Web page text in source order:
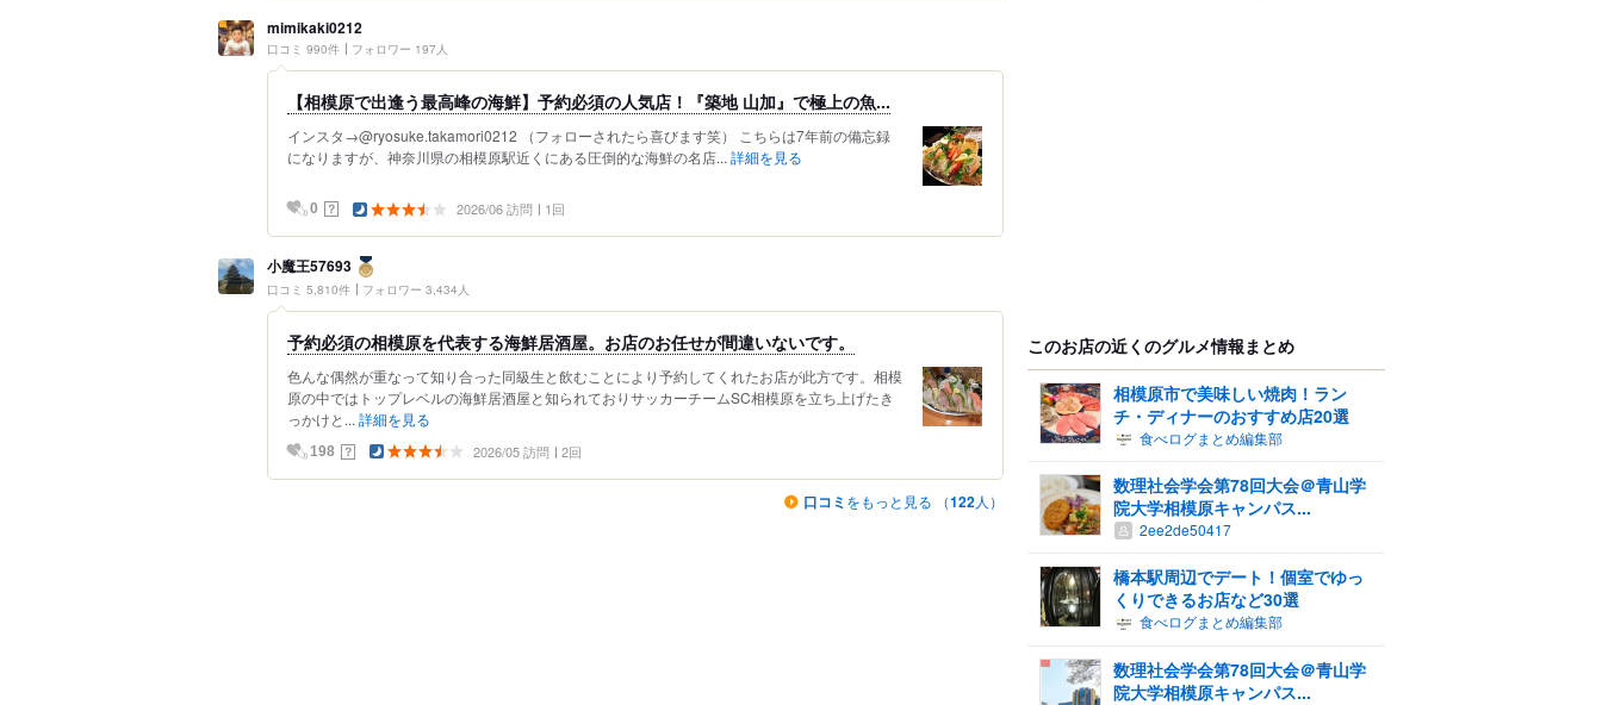
mimikaki0212
口コミ 990件 フォロワー 197人
【相模原で出逢う最高峰の海鮮】予約必須の人気店！『築地 山加』で極上の魚...
インスタ→@ryosuke.takamori0212 （フォローされたら喜びます笑） こちらは7年前の備忘録
になりますが、神奈川県の相模原駅近くにある圧倒的な海鮮の名店... 詳細を見る
0 ？ 2026/06 訪問 1回
小魔王57693
口コミ 5,810件 フォロワー 3,434人
予約必須の相模原を代表する海鮮居酒屋。お店のお任せが間違いないです。
色んな偶然が重なって知り合った同級生と飲むことにより予約してくれたお店が此方です。相模
原の中ではトップレベルの海鮮居酒屋と知られておりサッカーチームSC相模原を立ち上げたき
っかけと... 詳細を見る
198 ？ 2026/05 訪問 2回
口コミ をもっと見る （122人）
このお店の近くのグルメ情報まとめ
相模原市で美味しい焼肉！ラン
チ・ディナーのおすすめ店20選
食べログまとめ編集部
数理社会学会第78回大会＠青山学
院大学相模原キャンパス...
2ee2de50417
橋本駅周辺でデート！個室でゆっ
くりできるお店など30選
食べログまとめ編集部
数理社会学会第78回大会＠青山学
院大学相模原キャンパス...